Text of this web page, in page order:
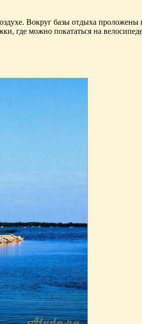
Вокруг базы отдыха
где можно покататься на